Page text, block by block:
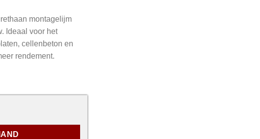
montagelijm
Ideaal voor het
cellenbeton en
rendement.
aantal